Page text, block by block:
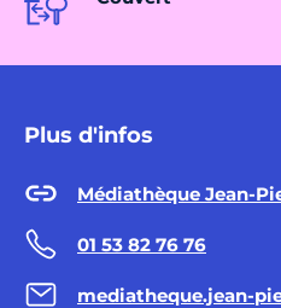
Plus d'infos
Médiathèque Jean-
01 53 82 76 76
mediatheque.jean-